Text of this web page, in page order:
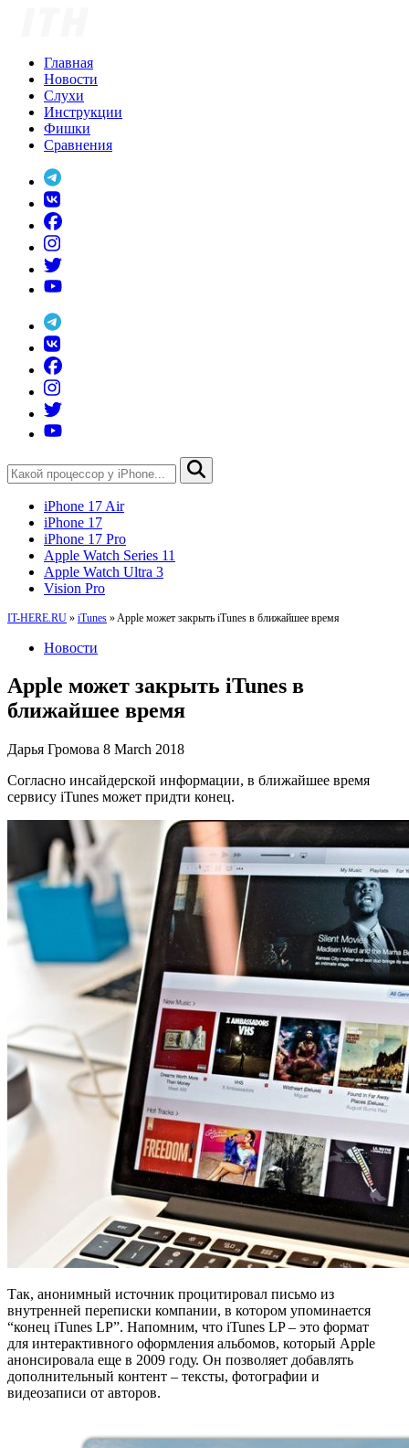
Главная
Новости
Слухи
Инструкции
Фишки
Сравнения
iPhone 17 Air
iPhone 17
iPhone 17 Pro
Apple Watch Series 11
Apple Watch Ultra 3
Vision Pro
IT-HERE.RU » iTunes » Apple может закрыть iTunes в ближайшее время
Новости
Apple может закрыть iTunes в
ближайшее время
Дарья Громова 8 March 2018
Согласно инсайдерской информации, в ближайшее время
сервису iTunes может придти конец.
Так, анонимный источник процитировал письмо из
внутренней переписки компании, в котором упоминается
“конец iTunes LP”. Напомним, что iTunes LP – это формат
для интерактивного оформления альбомов, который Apple
анонсировала еще в 2009 году. Он позволяет добавлять
дополнительный контент – тексты, фотографии и
видеозаписи от авторов.